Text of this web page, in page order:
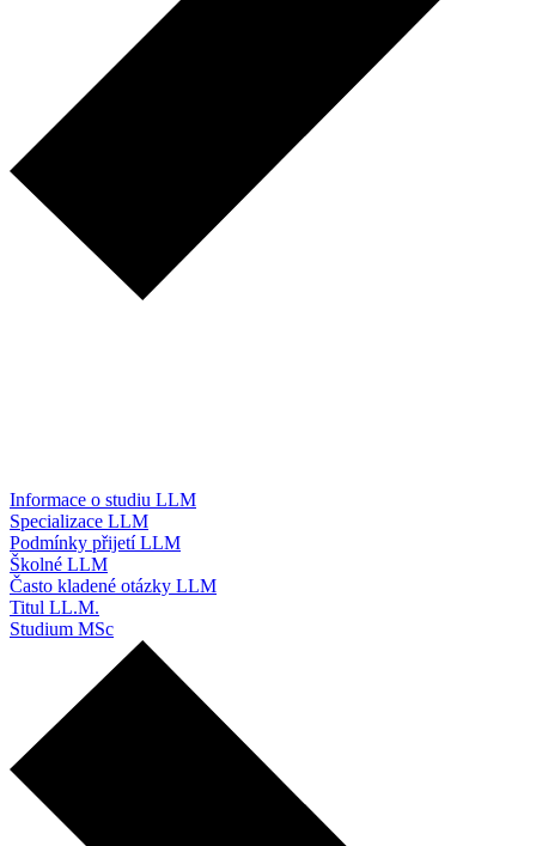
Informace o studiu LLM
Specializace LLM
Podmínky přijetí LLM
Školné LLM
Často kladené otázky LLM
Titul LL.M.
Studium MSc